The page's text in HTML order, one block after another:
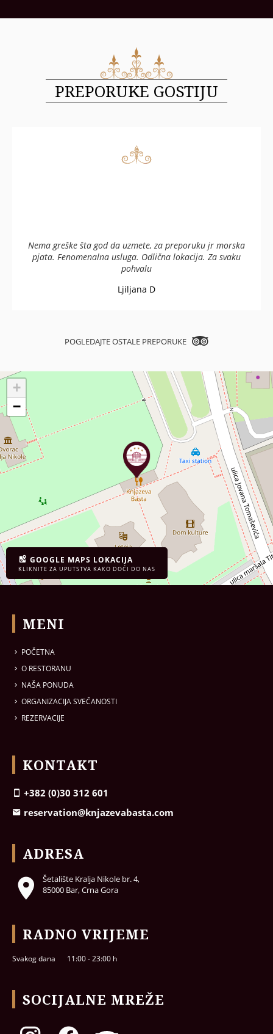
PREPORUKE GOSTIJU
Nema greške šta god da uzmete, za preporuku jr morska
pjata. Fenomenalna usluga. Odlična lokacija. Za svaku
pohvalu
Ljiljana D
POGLEDAJTE OSTALE PREPORUKE
GOOGLE MAPS LOKACIJA
KLIKNITE ZA UPUTSTVA KAKO DOĆI DO NAS
+
−
MENI
POČETNA
O RESTORANU
NAŠA PONUDA
ORGANIZACIJA SVEČANOSTI
REZERVACIJE
KONTAKT
+382 (0)30 312 601
reservation@knjazevabasta.com
ADRESA
Šetalište Kralja Nikole br. 4,
85000 Bar, Crna Gora
RADNO VRIJEME
Svakog dana 11:00 - 23:00 h
SOCIJALNE MREŽE